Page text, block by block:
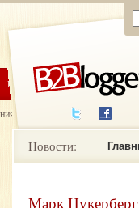
ЦЕНЫ ПОМОЩЬ
новостей
Новости:
Марк Цукерберг